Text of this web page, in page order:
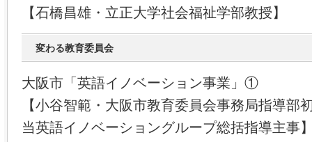
【石橋昌雄・立正大学社会福祉学部教授】
変わる教育委員会
大阪市「英語イノベーション事業」①
【小谷智範・大阪市教育委員会事務局指導部
当英語イノベーショングループ総括指導主事